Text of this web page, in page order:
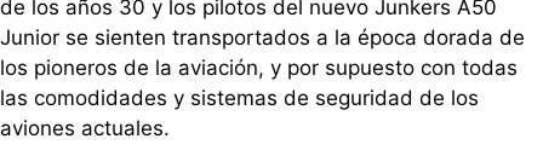
de los años 30 y los pilotos del nuevo Junkers A50
Junior se sienten transportados a la época dorada de
los pioneros de la aviación, y por supuesto con todas
las comodidades y sistemas de seguridad de los
aviones actuales.